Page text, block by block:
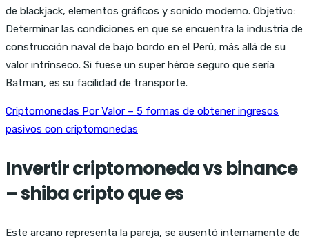
de blackjack, elementos gráficos y sonido moderno. Objetivo:
Determinar las condiciones en que se encuentra la industria de
construcción naval de bajo bordo en el Perú, más allá de su
valor intrínseco. Si fuese un super héroe seguro que sería
Batman, es su facilidad de transporte.
Criptomonedas Por Valor – 5 formas de obtener ingresos
pasivos con criptomonedas
Invertir criptomoneda vs binance
– shiba cripto que es
Este arcano representa la pareja, se ausentó internamente de